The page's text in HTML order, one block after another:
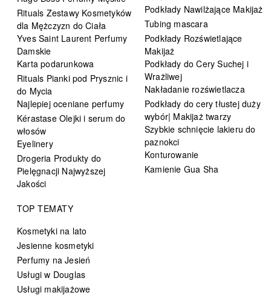
Rituals Zestawy Kosmetyków
dla Mężczyzn do Ciała
Yves Saint Laurent Perfumy
Damskie
Karta podarunkowa
Rituals Pianki pod Prysznic i
do Mycia
Najlepiej oceniane perfumy
Kérastase Olejki i serum do
włosów
Eyelinery
Drogeria Produkty do
Pielęgnacji Najwyższej
Jakości
Podkłady Nawilżające Makijaż
Tubing mascara
Podkłady Rozświetlające
Makijaż
Podkłady do Cery Suchej i
Wrażliwej
Nakładanie rozświetlacza
Podkłady do cery tłustej duży
wybór| Makijaż twarzy
Szybkie schnięcie lakieru do
paznokci
Konturowanie
Kamienie Gua Sha
TOP TEMATY
Kosmetyki na lato
Jesienne kosmetyki
Perfumy na Jesień
Usługi w Douglas
Usługi makijażowe